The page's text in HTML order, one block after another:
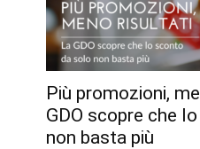
Più promozioni,
GDO scopre che
non basta più